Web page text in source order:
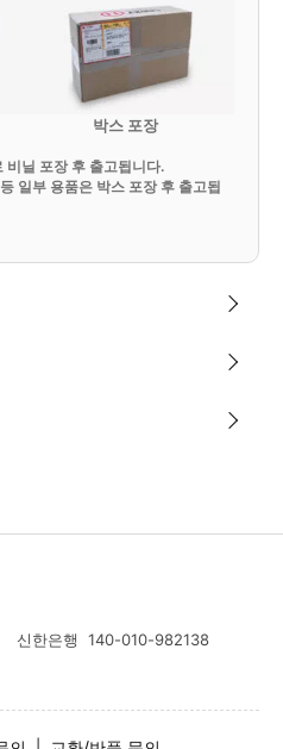
박스 포장
비닐 포장 후 출고됩니다.
일부 용품은 박스 포장 후 출고됩
신한은행 140-010-982138